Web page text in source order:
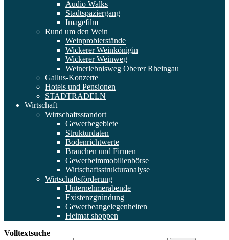
Audio Walks
Stadtspaziergang
Imagefilm
Rund um den Wein
Weinprobierstände
Wickerer Weinkönigin
Wickerer Weinweg
Weinerlebnisweg Oberer Rheingau
Gallus-Konzerte
Hotels und Pensionen
STADTRADELN
Wirtschaft
Wirtschaftsstandort
Gewerbegebiete
Strukturdaten
Bodenrichtwerte
Branchen und Firmen
Gewerbeimmobilienbörse
Wirtschaftsstrukturanalyse
Wirtschaftsförderung
Unternehmerabende
Existenzgründung
Gewerbeangelegenheiten
Heimat shoppen
Volltextsuche